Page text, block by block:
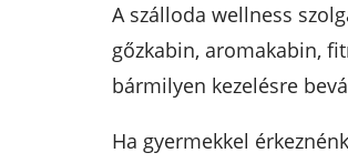
A szálloda wellness
gőzkabin, aromakabin,
bármilyen kezelésre
Ha gyermekkel